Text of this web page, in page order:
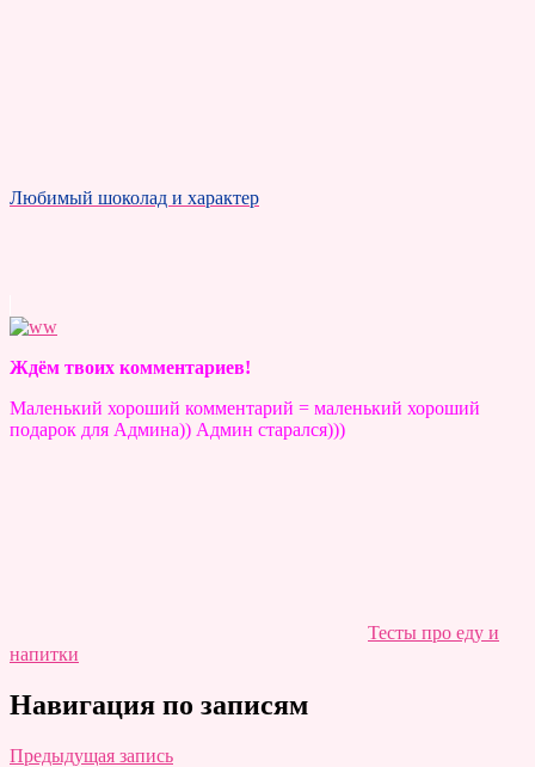
Любимый шоколад и характер
Ждём твоих комментариев!
Маленький хороший комментарий = маленький хороший
подарок для Админа)) Админ старался)))
Тесты про еду и
напитки
Навигация по записям
Предыдущая запись